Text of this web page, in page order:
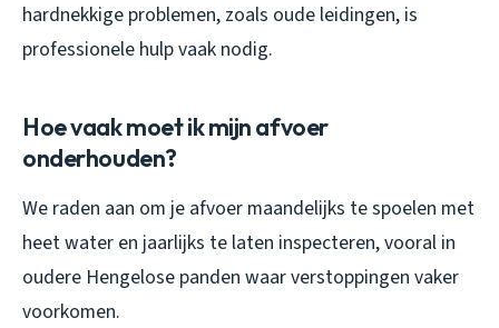
hardnekkige problemen, zoals oude leidingen, is
professionele hulp vaak nodig.
Hoe vaak moet ik mijn afvoer
onderhouden?
We raden aan om je afvoer maandelijks te spoelen met
heet water en jaarlijks te laten inspecteren, vooral in
oudere Hengelose panden waar verstoppingen vaker
voorkomen.